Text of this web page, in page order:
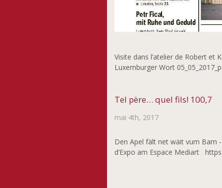
Visite dans l’atelier de Robert
Luxemburger Wort
Tel père… quel fils! 100,7
mai 4th, 2017
Den Apel fält net wäit vum Bam
d’Expo am Espace Mediart